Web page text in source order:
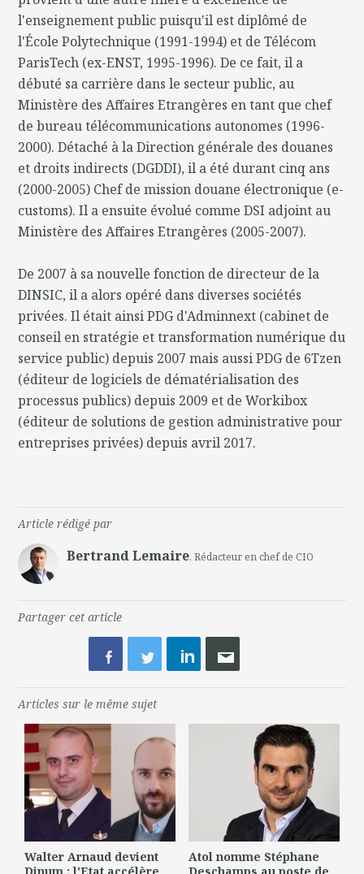
l'enseignement public puisqu'il est diplômé de
l'École Polytechnique (1991-1994) et de Télécom
ParisTech (ex-ENST, 1995-1996). De ce fait, il a
débuté sa carrière dans le secteur public, au
Ministère des Affaires Etrangères en tant que chef
de bureau télécommunications autonomes (1996-
2000). Détaché à la Direction générale des douanes
et droits indirects (DGDDI), il a été durant cinq ans
(2000-2005) Chef de mission douane électronique (e-
customs). Il a ensuite évolué comme DSI adjoint au
Ministère des Affaires Etrangères (2005-2007).
De 2007 à sa nouvelle fonction de directeur de la
DINSIC, il a alors opéré dans diverses sociétés
privées. Il était ainsi PDG d'Adminnext (cabinet de
conseil en stratégie et transformation numérique du
service public) depuis 2007 mais aussi PDG de 6Tzen
(éditeur de logiciels de dématérialisation des
processus publics) depuis 2009 et de Workibox
(éditeur de solutions de gestion administrative pour
entreprises privées) depuis avril 2017.
Article rédigé par
Bertrand Lemaire, Rédacteur en chef de CIO
Partager cet article
Articles sur le même sujet
Walter Arnaud devient
Dinum ; l'Etat accélère
Atol nomme Stéphane
Deschamps au poste de